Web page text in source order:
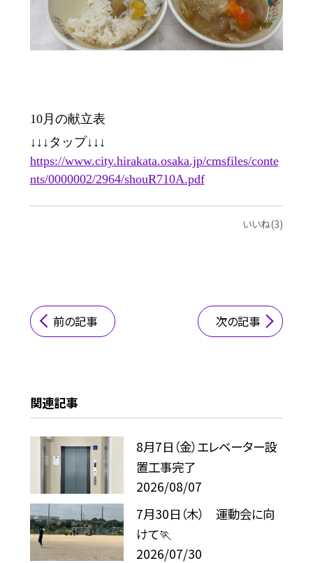
10月の献立表
↓↓↓タップ↓↓↓
https://www.city.hirakata.osaka.jp/cmsfiles/conte
nts/0000002/2964/shouR710A.pdf
いいね(3)
前の記事 次の記事
関連記事
8月7日（金）エレベーター設
置工事完了
2026/08/07
7月30日（木） 運動会に向
けて🏃
2026/07/30